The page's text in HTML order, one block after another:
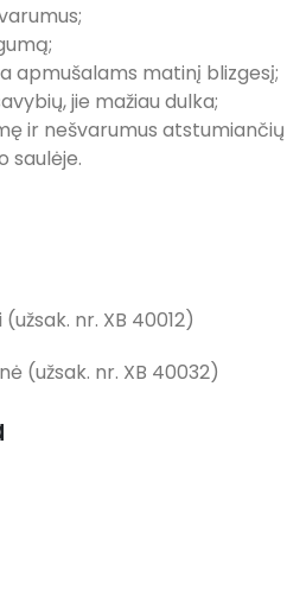
apmušalams matinį blizgesį;
jie mažiau dulka;
ir nešvarumus atstumiančių
saulėje.
nr. XB 40012)
(užsak. nr. XB 40032)